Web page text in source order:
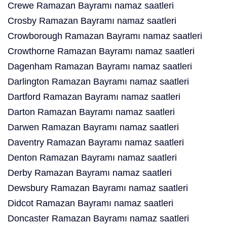
Crewe Ramazan Bayramı namaz saatleri
Crosby Ramazan Bayramı namaz saatleri
Crowborough Ramazan Bayramı namaz saatleri
Crowthorne Ramazan Bayramı namaz saatleri
Dagenham Ramazan Bayramı namaz saatleri
Darlington Ramazan Bayramı namaz saatleri
Dartford Ramazan Bayramı namaz saatleri
Darton Ramazan Bayramı namaz saatleri
Darwen Ramazan Bayramı namaz saatleri
Daventry Ramazan Bayramı namaz saatleri
Denton Ramazan Bayramı namaz saatleri
Derby Ramazan Bayramı namaz saatleri
Dewsbury Ramazan Bayramı namaz saatleri
Didcot Ramazan Bayramı namaz saatleri
Doncaster Ramazan Bayramı namaz saatleri